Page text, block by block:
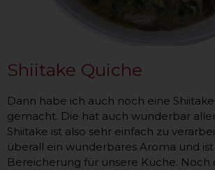
Shiitake Quiche
Dann habe ich auch noch eine
gemacht. Die hat auch wunderbar
Shiitake ist also sehr einfach zu
überall ein wunderbares Aroma und
Bereicherung für unsere Küche. Noch